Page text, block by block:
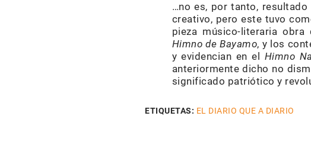
…no es, por tanto,
creativo, pero este tuvo
pieza músico-literaria obra
Himno de Bayamo, y los
y evidencian en el Himno
anteriormente dicho no
significado patriótico y
ETIQUETAS: EL DIARIO QUE A DIARIO